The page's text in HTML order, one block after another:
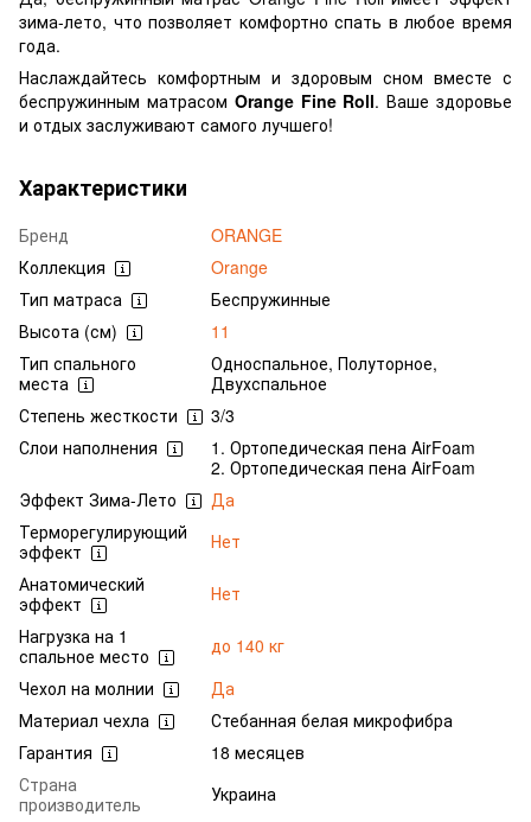
зима-лето, что позволяет комфортно спать в любое время
года.
Наслаждайтесь комфортным и здоровым сном вместе с
беспружинным матрасом Orange Fine Roll. Ваше здоровье
и отдых заслуживают самого лучшего!
Характеристики
Бренд
ORANGE
Коллекция
Orange
Тип матраса
Беспружинные
Высота (см)
11
Тип спального
места
Односпальное, Полуторное,
Двухспальное
Степень жесткости
3/3
Слои наполнения
1. Ортопедическая пена AirFoam
2. Ортопедическая пена AirFoam
Эффект Зима-Лето
Да
Терморегулирующий
эффект
Нет
Анатомический
эффект
Нет
Нагрузка на 1
спальное место
до 140 кг
Чехол на молнии
Да
Материал чехла
Стебанная белая микрофибра
Гарантия
18 месяцев
Страна
производитель
Украина